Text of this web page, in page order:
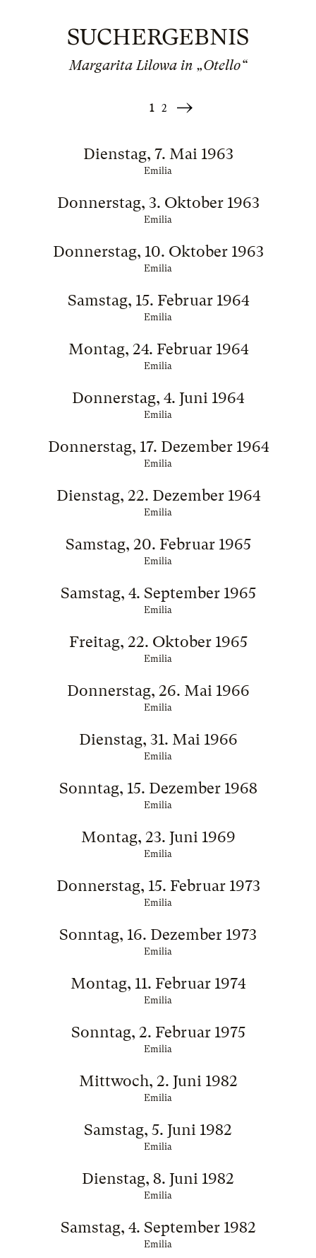
SUCHERGEBNIS
Margarita Lilowa in „Otello“
1 2
Weiter
Dienstag, 7. Mai 1963
Emilia
Donnerstag, 3. Oktober 1963
Emilia
Donnerstag, 10. Oktober 1963
Emilia
Samstag, 15. Februar 1964
Emilia
Montag, 24. Februar 1964
Emilia
Donnerstag, 4. Juni 1964
Emilia
Donnerstag, 17. Dezember 1964
Emilia
Dienstag, 22. Dezember 1964
Emilia
Samstag, 20. Februar 1965
Emilia
Samstag, 4. September 1965
Emilia
Freitag, 22. Oktober 1965
Emilia
Donnerstag, 26. Mai 1966
Emilia
Dienstag, 31. Mai 1966
Emilia
Sonntag, 15. Dezember 1968
Emilia
Montag, 23. Juni 1969
Emilia
Donnerstag, 15. Februar 1973
Emilia
Sonntag, 16. Dezember 1973
Emilia
Montag, 11. Februar 1974
Emilia
Sonntag, 2. Februar 1975
Emilia
Mittwoch, 2. Juni 1982
Emilia
Samstag, 5. Juni 1982
Emilia
Dienstag, 8. Juni 1982
Emilia
Samstag, 4. September 1982
Emilia